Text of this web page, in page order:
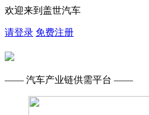
欢迎来到盖世汽车
请登录 免费注册
—— 汽车产业链供需平台 ——